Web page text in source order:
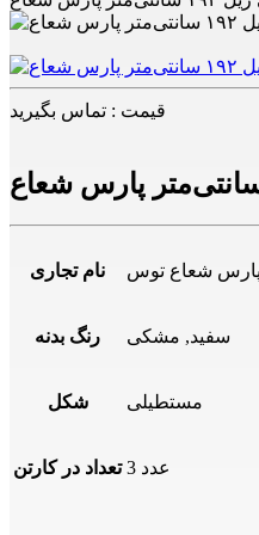
قیمت : تماس بگیرید
نام تجاری پارس شعاع توس
رنگ بدنه سفید, مشکی
شکل مستطیلی
تعداد در کارتن 3 عدد